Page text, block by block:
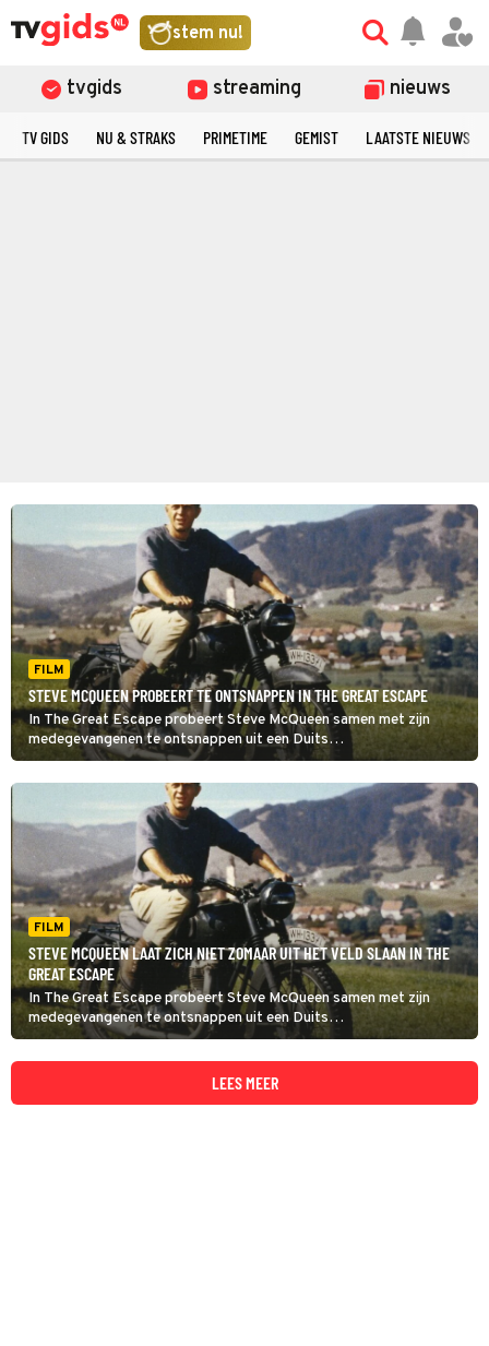
stem nu!
tvgids streaming nieuws
TV GIDS NU & STRAKS PRIMETIME GEMIST LAATSTE NIEUWS
FILM
STEVE MCQUEEN PROBEERT TE ONTSNAPPEN IN THE GREAT ESCAPE
In The Great Escape probeert Steve McQueen samen met zijn
medegevangenen te ontsnappen uit een Duits
krijgsgevangenenkamp. De film is gebaseerd op een waargebeurd
verhaal.
FILM
STEVE MCQUEEN LAAT ZICH NIET ZOMAAR UIT HET VELD SLAAN IN THE
GREAT ESCAPE
In The Great Escape probeert Steve McQueen samen met zijn
medegevangenen te ontsnappen uit een Duits
krijgsgevangenenkamp. De film is gebaseerd op een waargebeurd
verhaal.
LEES MEER